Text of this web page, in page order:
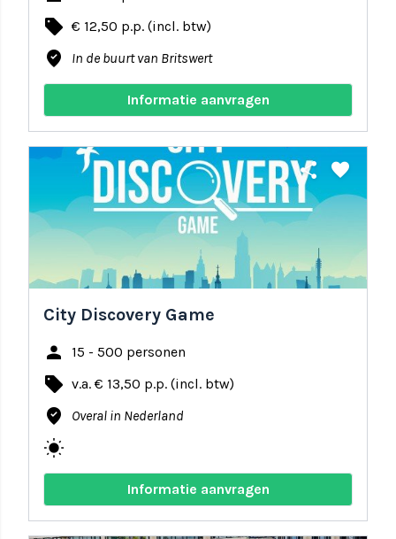
local_offer € 12,50 p.p. (incl. btw)
where_to_vote In de buurt van Britswert
Informatie aanvragen
share favorite
City Discovery Game
person 15 - 500 personen
local_offer v.a. € 13,50 p.p. (incl. btw)
where_to_vote Overal in Nederland
wb_sunny
Informatie aanvragen